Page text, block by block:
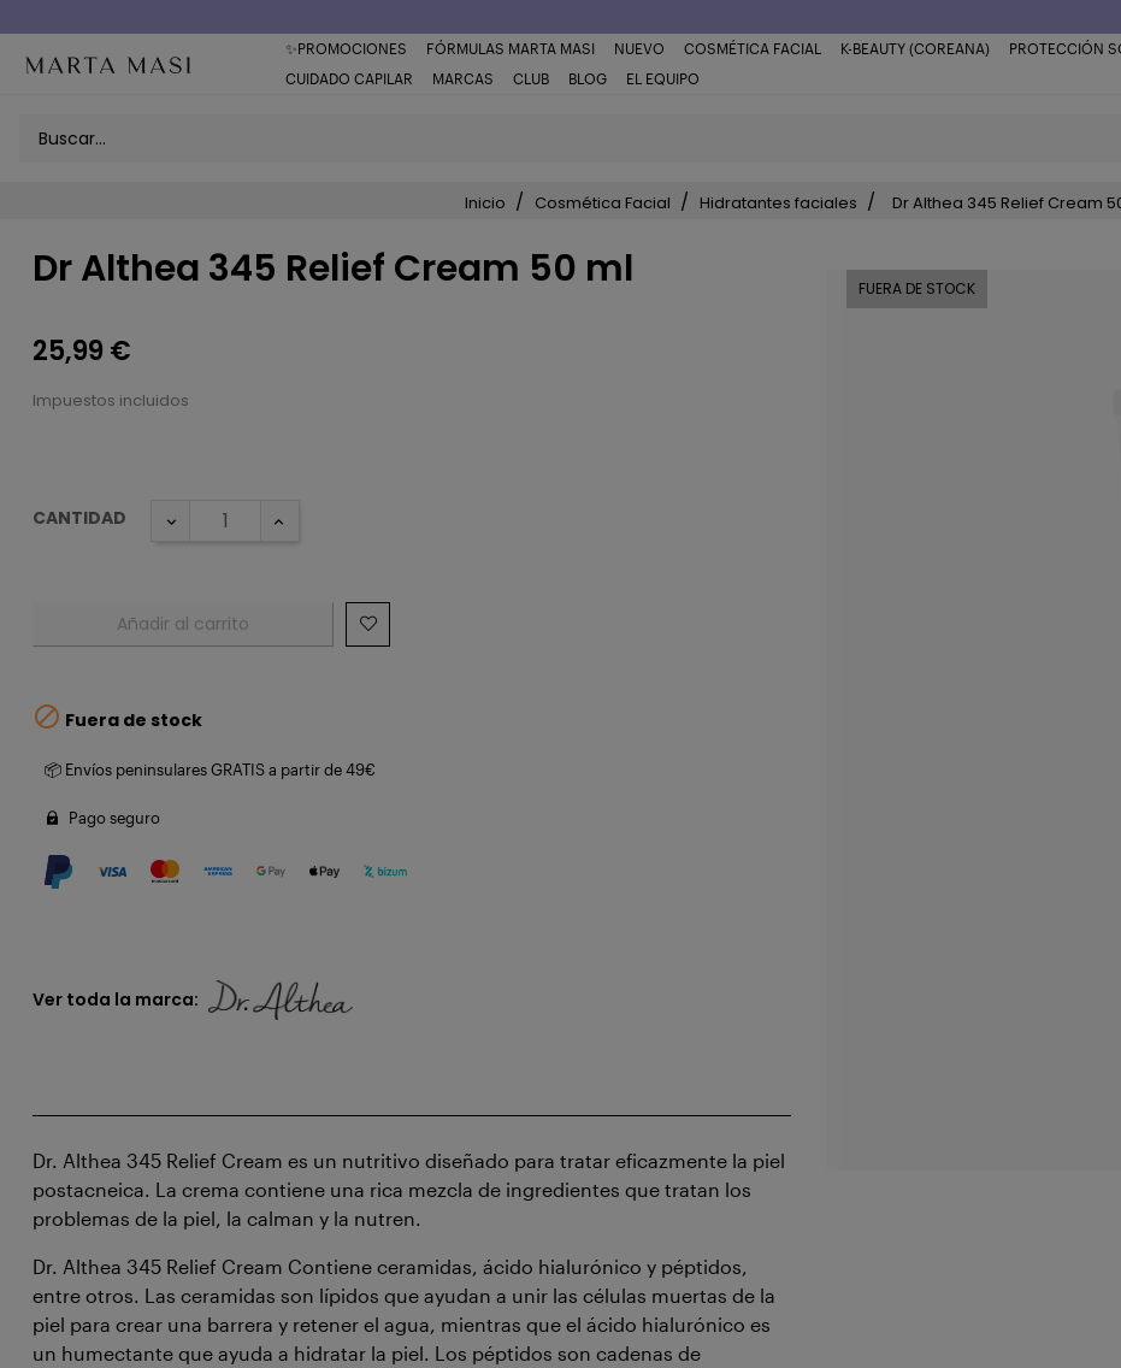
✨PROMOCIONES FÓRMULAS MARTA MASI NUEVO COSMÉTICA FACIAL K-BEAUTY (COREANA) PROTECCIÓN
CUIDADO CAPILAR
MARCAS CLUB BLOG EL EQUIPO
Inicio Cosmética Facial Hidratantes faciales Dr Althea 345 Relief Cream
Dr Althea 345 Relief Cream 50 ml
25,99 €
Impuestos incluidos
Ver toda la marca:
Dr. Althea 345 Relief Cream es un nutritivo diseñado para tratar eficazmente la piel
postacneica. La crema contiene una rica mezcla de ingredientes que tratan los
problemas de la piel, la calman y la nutren.
Dr. Althea 345 Relief Cream Contiene ceramidas, ácido hialurónico y péptidos,
entre otros. Las ceramidas son lípidos que ayudan a unir las células muertas de la
piel para crear una barrera y retener el agua, mientras que el ácido hialurónico es
un humectante que ayuda a hidratar la piel. Los péptidos son cadenas de
CANTIDAD
Añadir al carrito
 Fuera de stock
📦 Envíos peninsulares GRATIS a partir de 49€
Pago seguro
FUERA DE STOCK